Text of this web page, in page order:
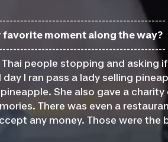
favorite moment along the way?
people stopping and asking
I ran pass a lady selling
She also gave a
There was even a
any money. Those were the